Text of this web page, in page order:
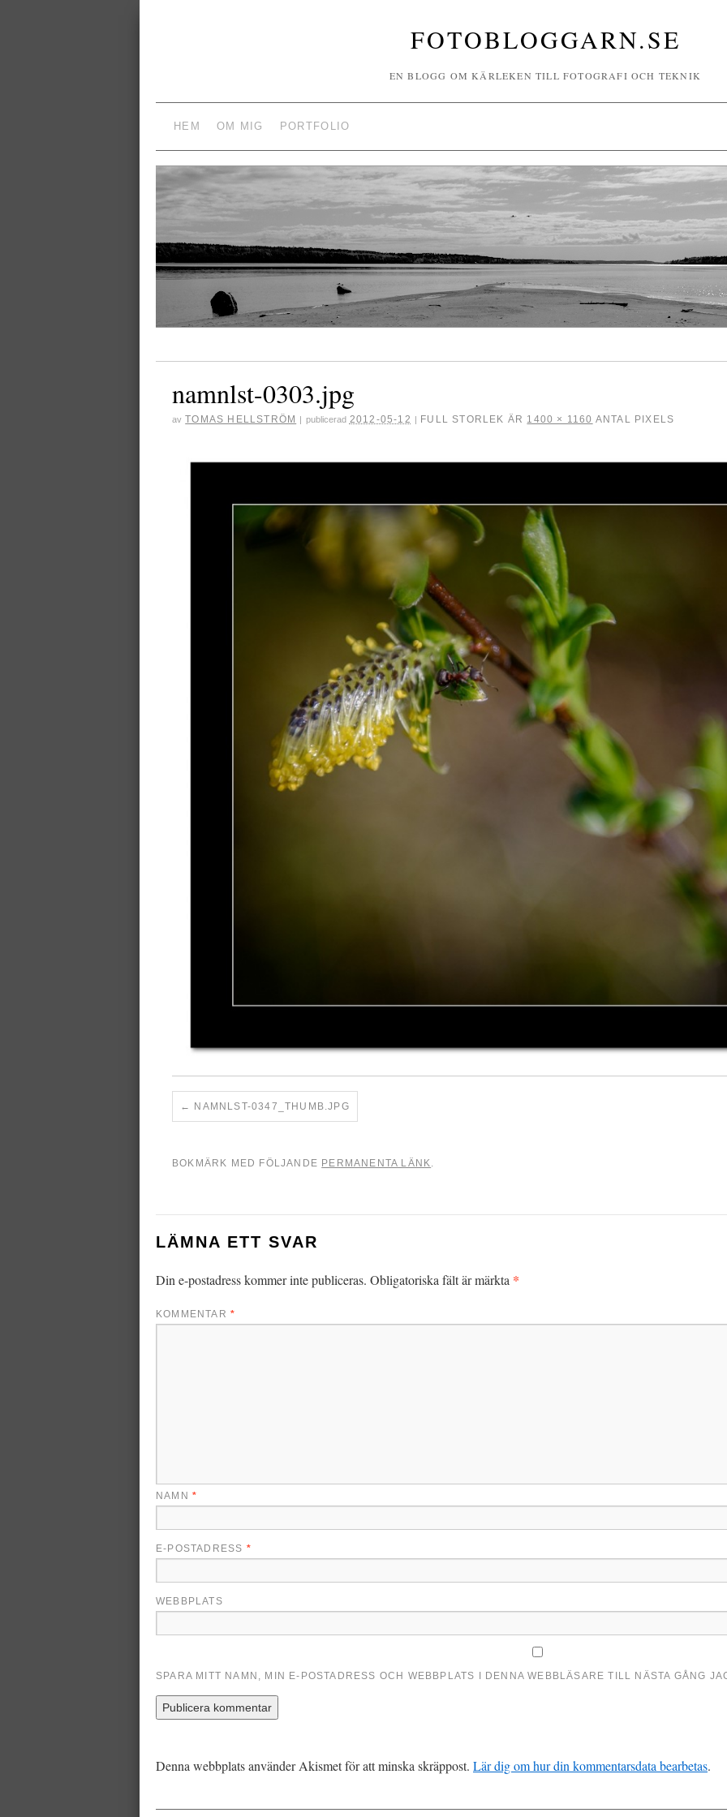
FOTOBLOGGARN.SE
EN BLOGG OM KÄRLEKEN TILL FOTOGRAFI OCH TEKNIK
HEM OM MIG PORTFOLIO
namnlst-0303.jpg
av TOMAS HELLSTRÖM | publicerad 2012-05-12 | FULL STORLEK ÄR 1400 × 1160 ANTAL PIXELS
NAMNLST-0347_THUMB.JPG
BOKMÄRK MED FÖLJANDE PERMANENTA LÄNK.
LÄMNA ETT SVAR
Din e-postadress kommer inte publiceras. Obligatoriska fält är märkta *
KOMMENTAR *
NAMN *
E-POSTADRESS *
WEBBPLATS
SPARA MITT NAMN, MIN E-POSTADRESS OCH WEBBPLATS I DENNA WEBBLÄSARE TILL NÄSTA GÅNG
Denna webbplats använder Akismet för att minska skräppost. Lär dig om hur din kommentarsdata bearbetas.